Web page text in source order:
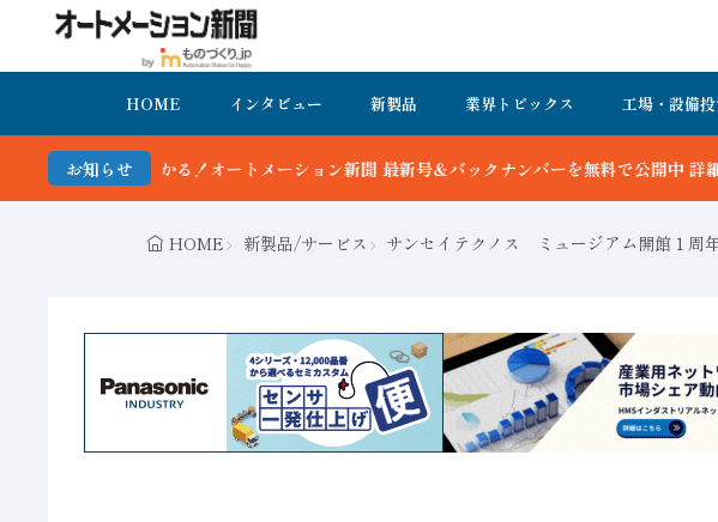
HOME インタビュー 新製品 業界トピックス 工場・設備
お知らせ
オートメーション新聞 最新号＆バックナンバーを無料で公開中 詳細はこちら
HOME 新製品/サービス サンセイテクノス ミュージアム開館１周